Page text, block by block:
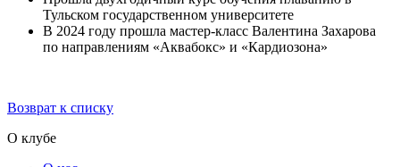
Тульском государственном университете
В 2024 году прошла мастер-класс Валентина Захарова
по направлениям «Аквабокс» и «Кардиозона»
Возврат к списку
О клубе